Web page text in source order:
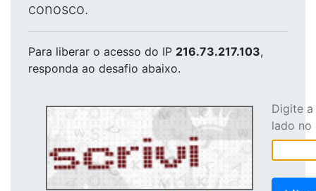
conosco.
Para liberar o acesso do IP 216.73.217.103,
responda ao desafio abaixo.
Digite
lado no